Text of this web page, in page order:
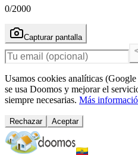
0/2000
Capturar pantalla
Usamos cookies analíticas
se usa Doomos y mejorar el
siempre necesarias. Más
Rechazar Aceptar